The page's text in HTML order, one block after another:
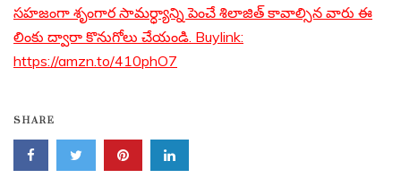
సహజంగా శృంగార సామర్ధ్యాన్ని పెంచే శిలాజిత్ కావాల్సిన వారు ఈ
లింకు ద్వారా కొనుగోలు చేయండి. Buylink:
https://amzn.to/410phO7
SHARE